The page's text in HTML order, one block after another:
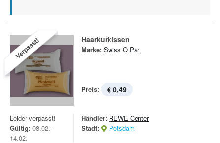
Verpasst! Haarkurkissen
Marke: Swiss O Par
Preis: € 0,49
Leider verpasst!
Gültig: 08.02. -
14.02.
Händler: REWE Center
Stadt:
Potsdam